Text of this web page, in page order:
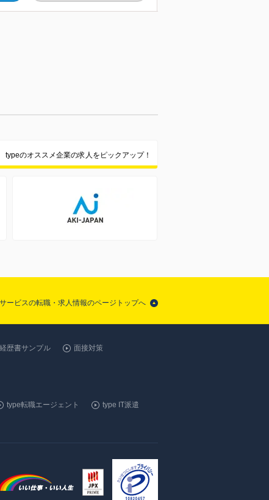
typeのオススメ企業の求人をピックアップ！
ービスの転職・求人情報のページトップへ
歴書サンプル
面接対策
type転職エージェント
type IT派遣